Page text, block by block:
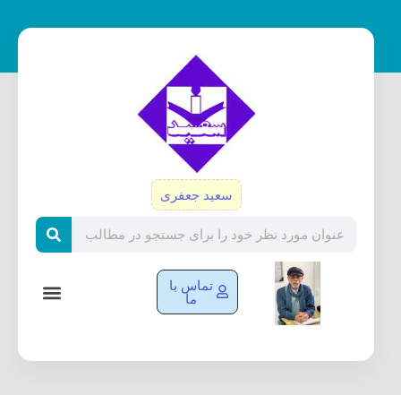
سعید جعفری
تماس با
ما